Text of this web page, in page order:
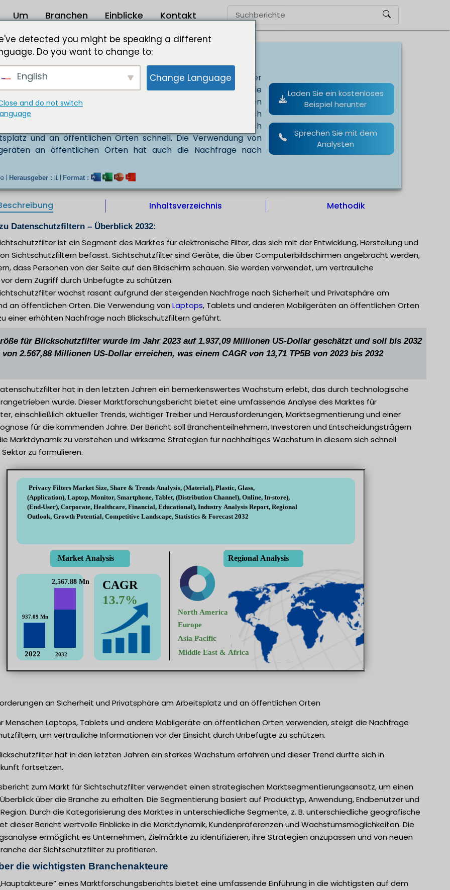
Um Branchen Einblicke Kontakt
2023 bis 2032
Mio. USD bis 2032
des Marktes für elektronische Filter, das sich mit der
von Sichtschutzfiltern befasst. Sichtschutzfilter sind Geräte, die
um zu verhindern, dass Personen von der Seite auf den
um vertrauliche Informationen vor dem Zugriff durch
wächst aufgrund der steigenden Nachfrage nach
und an öffentlichen Orten schnell. Die Verwendung von
an öffentlichen Orten hat auch die Nachfrage nach
| Herausgeber : IL | Format :
Laden Sie ein kostenloses
Beispiel herunter
Sprechen Sie mit dem
Analysten
Inhaltsverzeichnis Methodik
Datenschutzfiltern – Überblick 2032:
ist ein Segment des Marktes für elektronische Filter, das sich mit der Entwicklung, Herstellung und
Sichtschutzfiltern befasst. Sichtschutzfilter sind Geräte, die über Computerbildschirmen angebracht werden,
dass Personen von der Seite auf den Bildschirm schauen. Sie werden verwendet, um vertrauliche
dem Zugriff durch Unbefugte zu schützen.
wächst rasant aufgrund der steigenden Nachfrage nach Sicherheit und Privatsphäre am
an öffentlichen Orten. Die Verwendung von Laptops, Tablets und anderen Mobilgeräten an öffentlichen Orten
einer erhöhten Nachfrage nach Blickschutzfiltern geführt.
für Blickschutzfilter wurde im Jahr 2023 auf 1.937,09 Millionen US-Dollar geschätzt und soll bis 2032
2.567,88 Millionen US-Dollar erreichen, was einem CAGR von 13,71 TP5B von 2023 bis 2032
hat in den letzten Jahren ein bemerkenswertes Wachstum erlebt, das durch technologische
wurde. Dieser Marktforschungsbericht bietet eine umfassende Analyse des Marktes für
einschließlich aktueller Trends, wichtiger Treiber und Herausforderungen, Marktsegmentierung und einer
für die kommenden Jahre. Der Bericht soll Branchenteilnehmern, Investoren und Entscheidungsträgern
Marktdynamik zu verstehen und wirksame Strategien für nachhaltiges Wachstum in diesem sich schnell
zu formulieren.
an Sicherheit und Privatsphäre am Arbeitsplatz und an öffentlichen Orten
Menschen Laptops, Tablets und andere Mobilgeräte an öffentlichen Orten verwenden, steigt die Nachfrage
um vertrauliche Informationen vor der Einsicht durch Unbefugte zu schützen.
hat in den letzten Jahren ein starkes Wachstum erfahren und dieser Trend dürfte sich in
fortsetzen.
zum Markt für Sichtschutzfilter verwendet einen strategischen Marktsegmentierungsansatz, um einen
über die Branche zu erhalten. Die Segmentierung basiert auf Produkttyp, Anwendung, Endbenutzer und
Durch die Kategorisierung des Marktes in unterschiedliche Segmente, z. B. unterschiedliche geografische
dieser Bericht wertvolle Einblicke in die Marktdynamik, Kundenpräferenzen und Wachstumsmöglichkeiten. Die
ermöglicht es Unternehmen, Zielmärkte zu identifizieren, ihre Strategien anzupassen und von neuen
der Sichtschutzfilter zu profitieren.
die wichtigsten Branchenakteure
eines Marktforschungsberichts bietet eine umfassende Einführung in die wichtigsten auf dem
detected you might be speaking a different
Do you want to change to:
English Change Language
and do not switch